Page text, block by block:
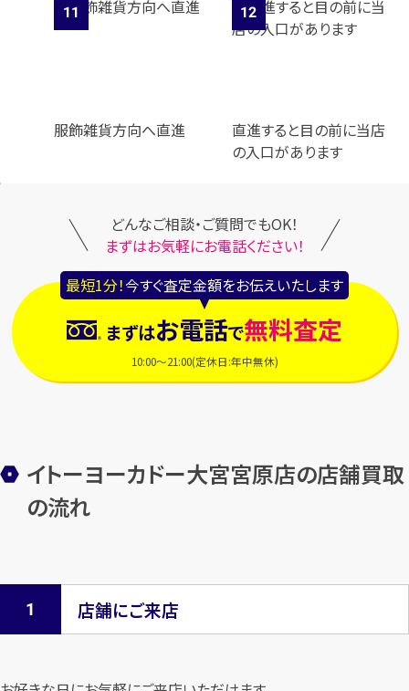
服飾雑貨方向へ直進
直進すると目の前に当店
の入口があります
どんなご相談・ご質問でもOK！
まずはお気軽にお電話ください！
最短1分！今すぐ査定金額をお伝えいたします
まずはお電話で無料査定
10:00～21:00(定休日:年中無休)
イトーヨーカドー大宮宮原店の店舗買取
の流れ
店舗にご来店